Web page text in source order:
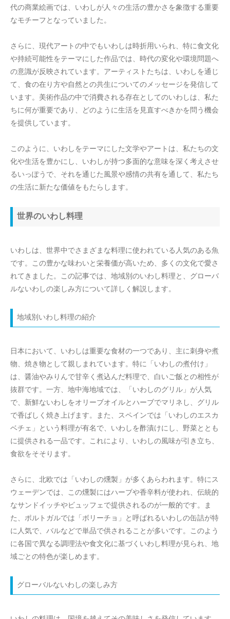
代の商業絵画では、いわしが人々の生活の豊かさを象徴する重要
なモチーフとなっていました。
さらに、現代アートの中でもいわしは時折用いられ、特に食文化
や持続可能性をテーマにした作品では、時代の変化や環境問題へ
の意識が反映されています。アーティストたちは、いわしを通じ
て、食の在り方や自然との共生についてのメッセージを発信して
います。美術作品の中で消費される存在としてのいわしは、私た
ちに何が重要であり、どのように生活を見直すべきかを問う機会
を提供しています。
このように、いわしをテーマにした文学やアートは、私たちの文
化や生活を豊かにし、いわしが持つ多面的な意味を深く考えさせ
るいっぽうで、それを通じた風景や感情の共有を通して、私たち
の生活に新たな価値をもたらします。
世界のいわし料理
いわしは、世界中でさまざまな料理に使われている人気のある魚
です。この豊かな味わいと栄養価が高いため、多くの文化で愛さ
れてきました。この記事では、地域別のいわし料理と、グローバ
ルないわしの楽しみ方について詳しく解説します。
地域別いわし料理の紹介
日本において、いわしは重要な食材の一つであり、主に刺身や煮
物、焼き物として親しまれています。特に「いわしの煮付け」
は、醤油やみりんで甘辛く煮込んだ料理で、白いご飯との相性が
抜群です。一方、地中海地域では、「いわしのグリル」が人気
で、新鮮ないわしをオリーブオイルとハーブでマリネし、グリル
で香ばしく焼き上げます。また、スペインでは「いわしのエスカ
ベチェ」という料理が有名で、いわしを酢漬けにし、野菜ととも
に提供される一品です。これにより、いわしの風味が引き立ち、
食欲をそそります。
さらに、北欧では「いわしの燻製」が多くあらわれます。特にス
ウェーデンでは、この燻製にはハーブや香辛料が使われ、伝統的
なサンドイッチやビュッフェで提供されるのが一般的です。ま
た、ポルトガルでは「ボリーチョ」と呼ばれるいわしの缶詰が特
に人気で、バルなどで単品で供されることが多いです。このよう
に各国で異なる調理法や食文化に基づくいわし料理が見られ、地
域ごとの特色が楽しめます。
グローバルないわしの楽しみ方